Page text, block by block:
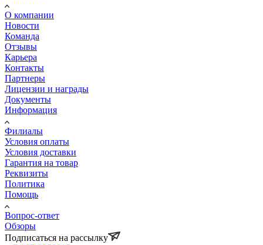
О компании
Новости
Команда
Отзывы
Карьера
Контакты
Партнеры
Лицензии и награды
Документы
Информация
Филиалы
Условия оплаты
Условия доставки
Гарантия на товар
Реквизиты
Политика
Помощь
Вопрос-ответ
Обзоры
Подписаться на рассылку